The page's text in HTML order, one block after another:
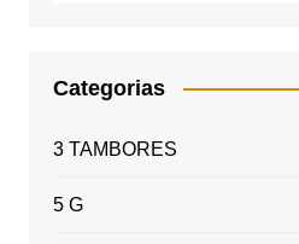
Categorias
3 TAMBORES
5 G